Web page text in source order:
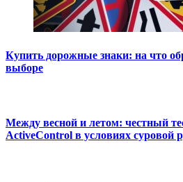
Купить дорожные знаки: на что
выборе
Между весной и летом: честный
ActiveControl в условиях суровой